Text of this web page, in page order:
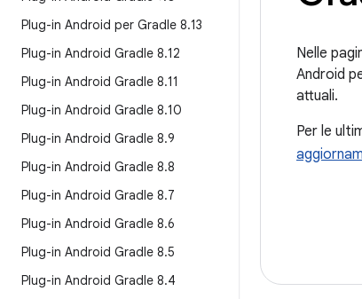
Plug-in Android per Gradle 8.13
Plug-in Android Gradle 8.12
Plug-in Android Gradle 8.11
Plug-in Android Gradle 8.10
Plug-in Android Gradle 8.9
Plug-in Android Gradle 8.8
Plug-in Android Gradle 8.7
Plug-in Android Gradle 8.6
Plug-in Android Gradle 8.5
Plug-in Android Gradle 8.4
Nelle
Android
attuali.
Per le